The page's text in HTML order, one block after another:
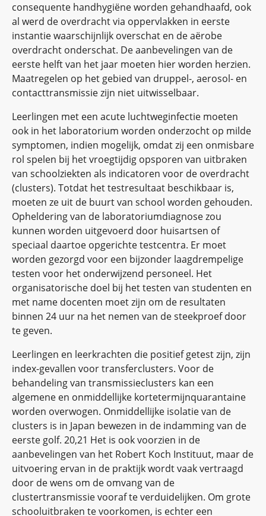
consequente handhygiëne worden gehandhaafd, ook
al werd de overdracht via oppervlakken in eerste
instantie waarschijnlijk overschat en de aërobe
overdracht onderschat. De aanbevelingen van de
eerste helft van het jaar moeten hier worden herzien.
Maatregelen op het gebied van druppel-, aerosol- en
contacttransmissie zijn niet uitwisselbaar.
Leerlingen met een acute luchtweginfectie moeten
ook in het laboratorium worden onderzocht op milde
symptomen, indien mogelijk, omdat zij een onmisbare
rol spelen bij het vroegtijdig opsporen van uitbraken
van schoolziekten als indicatoren voor de overdracht
(clusters). Totdat het testresultaat beschikbaar is,
moeten ze uit de buurt van school worden gehouden.
Opheldering van de laboratoriumdiagnose zou
kunnen worden uitgevoerd door huisartsen of
speciaal daartoe opgerichte testcentra. Er moet
worden gezorgd voor een bijzonder laagdrempelige
testen voor het onderwijzend personeel. Het
organisatorische doel bij het testen van studenten en
met name docenten moet zijn om de resultaten
binnen 24 uur na het nemen van de steekproef door
te geven.
Leerlingen en leerkrachten die positief getest zijn, zijn
index-gevallen voor transferclusters. Voor de
behandeling van transmissieclusters kan een
algemene en onmiddellijke kortetermijnquarantaine
worden overwogen. Onmiddellijke isolatie van de
clusters is in Japan bewezen in de indamming van de
eerste golf. 20,21 Het is ook voorzien in de
aanbevelingen van het Robert Koch Instituut, maar de
uitvoering ervan in de praktijk wordt vaak vertraagd
door de wens om de omvang van de
clustertransmissie vooraf te verduidelijken. Om grote
schooluitbraken te voorkomen, is echter een